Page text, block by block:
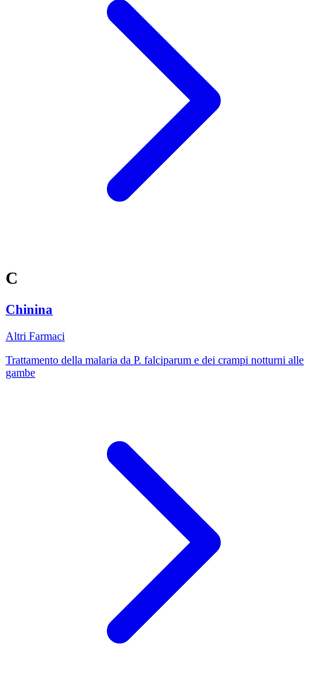
C
Chinina
Altri Farmaci
Trattamento della malaria da P. falciparum e dei crampi notturni alle
gambe